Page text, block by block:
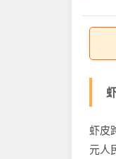
虾皮
元人